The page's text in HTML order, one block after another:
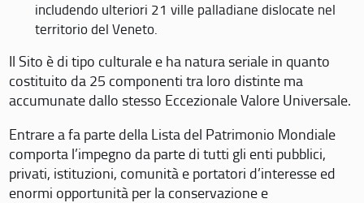
includendo ulteriori 21 ville palladiane dislocate nel
territorio del Veneto.
Il Sito è di tipo culturale e ha natura seriale in quanto
costituito da 25 componenti tra loro distinte ma
accumunate dallo stesso Eccezionale Valore Universale.
Entrare a fa parte della Lista del Patrimonio Mondiale
comporta l’impegno da parte di tutti gli enti pubblici,
privati, istituzioni, comunità e portatori d’interesse ed
enormi opportunità per la conservazione e